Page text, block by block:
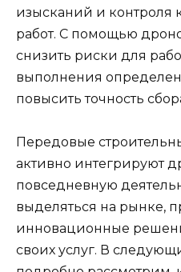
изысканий и контроля
работ. С помощью
снизить риски для
выполнения
повысить точность
Передовые
активно интегрируют
повседневную
выделяться на рынке,
инновационные
своих услуг. В